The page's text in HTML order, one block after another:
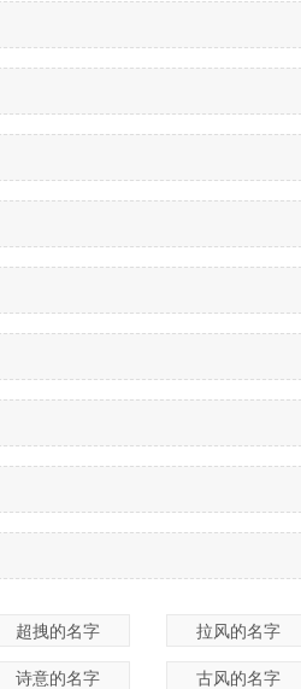
超拽的名字 拉风的名字
诗意的名字 古风的名字